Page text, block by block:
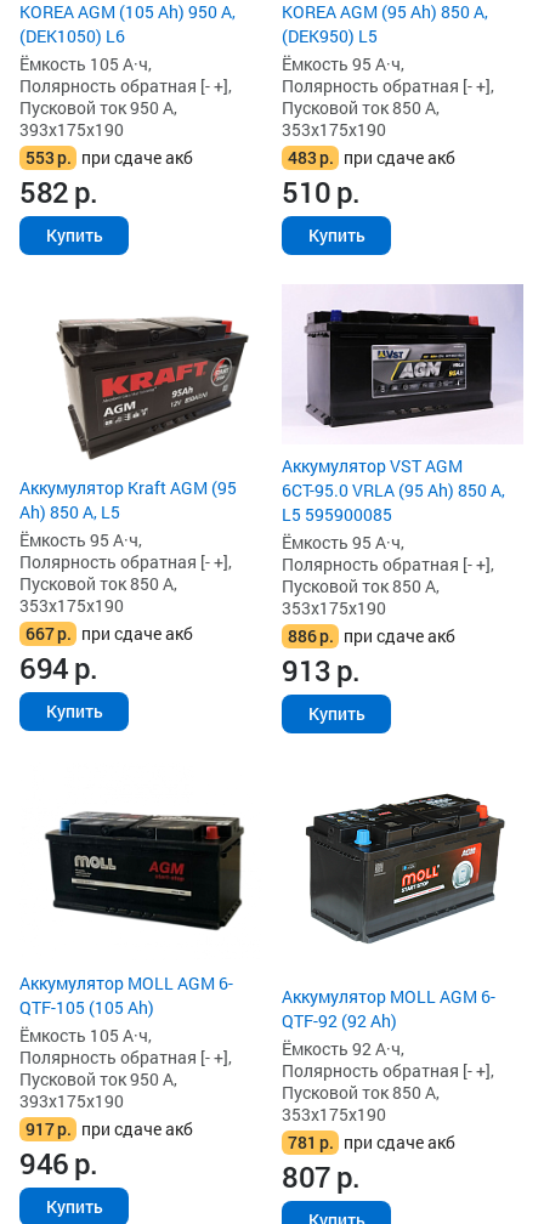
KOREA AGM (105 Ah) 950 А,
(DEK1050) L6
Ёмкость 105 А·ч,
Полярность обратная [- +],
Пусковой ток 950 А,
393x175x190
553р. при сдаче акб
582р.
Купить
KOREA AGM (95 Ah) 850 А,
(DEK950) L5
Ёмкость 95 А·ч,
Полярность обратная [- +],
Пусковой ток 850 А,
353x175x190
483р. при сдаче акб
510р.
Купить
Аккумулятор Kraft AGM (95
Ah) 850 А, L5
Ёмкость 95 А·ч,
Полярность обратная [- +],
Пусковой ток 850 А,
353x175x190
667р. при сдаче акб
694р.
Купить
Аккумулятор VST AGM
6СТ-95.0 VRLA (95 Ah) 850 А,
L5 595900085
Ёмкость 95 А·ч,
Полярность обратная [- +],
Пусковой ток 850 А,
353x175x190
886р. при сдаче акб
913р.
Купить
Аккумулятор MOLL AGM 6-
QTF-105 (105 Ah)
Ёмкость 105 А·ч,
Полярность обратная [- +],
Пусковой ток 950 А,
393x175x190
917р. при сдаче акб
946р.
Купить
Аккумулятор MOLL AGM 6-
QTF-92 (92 Ah)
Ёмкость 92 А·ч,
Полярность обратная [- +],
Пусковой ток 850 А,
353x175x190
781 р. при сдаче акб
807р.